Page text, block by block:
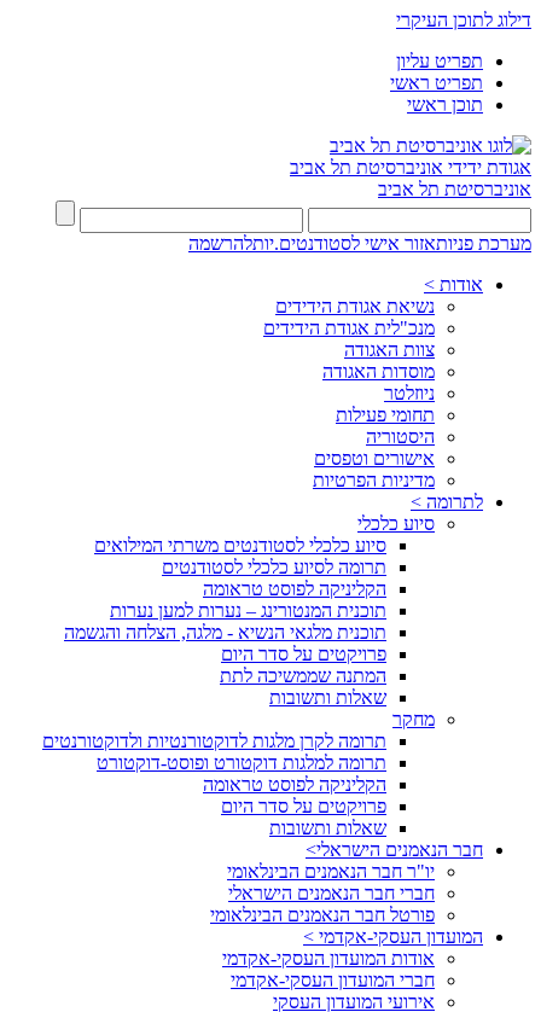
דילוג לתוכן העיקרי
תפריט עליון
תפריט ראשי
תוכן ראשי
אגודת ידידי אוניברסיטת תל אביב
אוניברסיטת תל אביב
מערכת פניותאזור אישי לסטודנטים.יותלהרשמה
אודות >
נשיאת אגודת הידידים
מנכ"לית אגודת הידידים
צוות האגודה
מוסדות האגודה
ניוזלטר
תחומי פעילות
היסטוריה
אישורים וטפסים
מדיניות הפרטיות
לתרומה >
סיוע כלכלי
סיוע כלכלי לסטודנטים משרתי המילואים
תרומה לסיוע כלכלי לסטודנטים
הקליניקה לפוסט טראומה
תוכנית המנטורינג – נערות למען נערות
תוכנית מלגאי הנשיא - מלגה, הצלחה והגשמה
פרויקטים על סדר היום
המתנה שממשיכה לתת
שאלות ותשובות
מחקר
תרומה לקרן מלגות לדוקטורנטיות ולדוקטורנטים
תרומה למלגות דוקטורט ופוסט-דוקטורט
הקליניקה לפוסט טראומה
פרויקטים על סדר היום
שאלות ותשובות
חבר הנאמנים הישראלי>
יו"ר חבר הנאמנים הבינלאומי
חברי חבר הנאמנים הישראלי
פורטל חבר הנאמנים הבינלאומי
המועדון העסקי-אקדמי >
אודות המועדון העסקי-אקדמי
חברי המועדון העסקי-אקדמי
אירועי המועדון העסקי